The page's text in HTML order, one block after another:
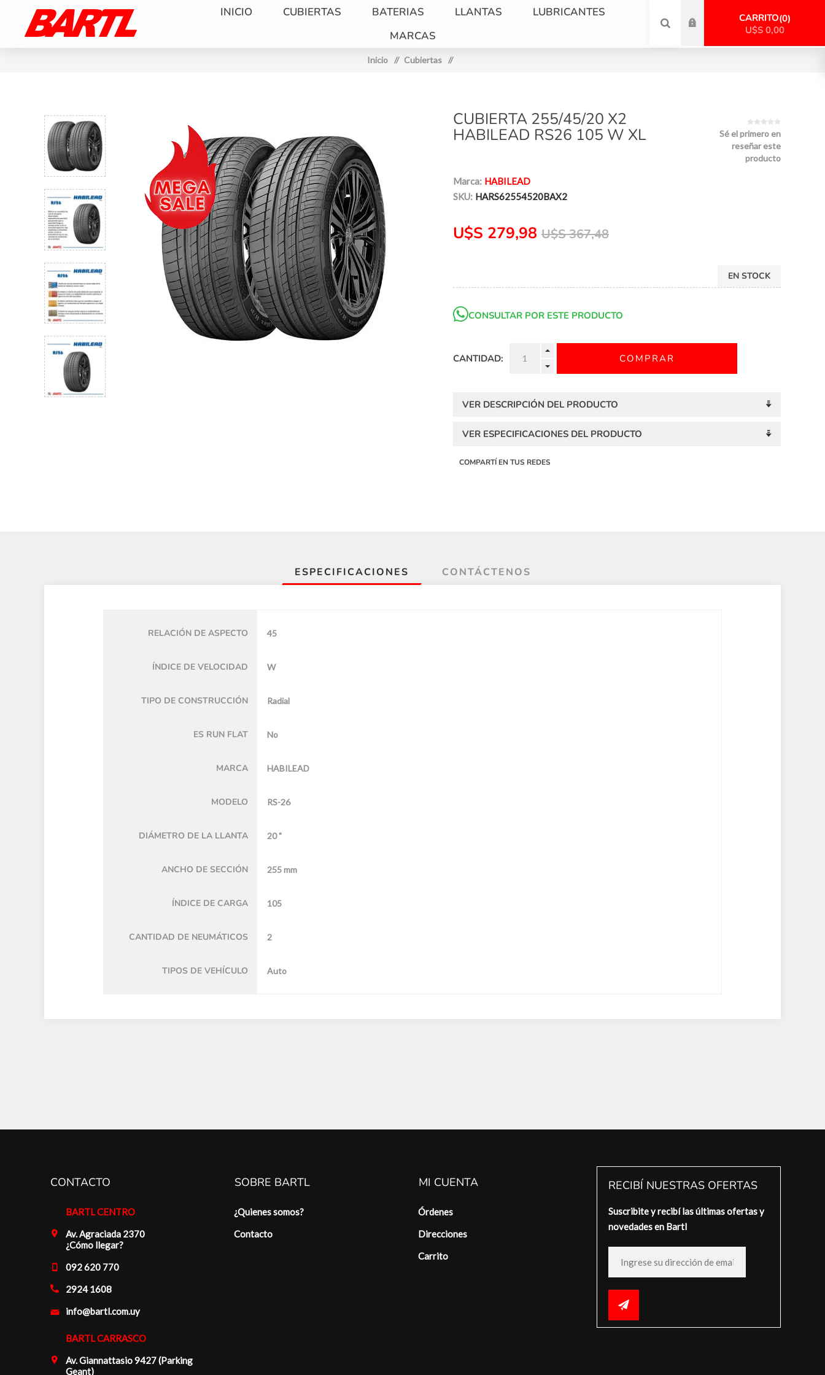
INICIO CUBIERTAS BATERIAS LLANTAS
LUBRICANTES
MARCAS
CARRITO 0
U$S 0,00
Inicio / Cubiertas /
CUBIERTA 255/45/20 X2
HABILEAD RS26 105 W XL
Marca: HABILEAD
SKU: HARS62554520BAX2
Sé el primero en
reseñar este
producto
U$S 279,98 U$S 367,48
EN STOCK
CONSULTAR POR ESTE PRODUCTO
CANTIDAD:
VER DESCRIPCIÓN DEL PRODUCTO
VER ESPECIFICACIONES DEL PRODUCTO
COMPARTÍ EN TUS REDES
ESPECIFICACIONES CONTÁCTENOS
RELACIÓN DE ASPECTO 45
ÍNDICE DE VELOCIDAD W
TIPO DE CONSTRUCCIÓN Radial
ES RUN FLAT No
MARCA HABILEAD
MODELO RS-26
DIÁMETRO DE LA LLANTA 20 "
ANCHO DE SECCIÓN 255 mm
ÍNDICE DE CARGA 105
CANTIDAD DE NEUMÁTICOS 2
TIPOS DE VEHÍCULO Auto
CONTACTO
BARTL CENTRO
Av. Agraciada 2370
¿Cómo llegar?
092 620 770
2924 1608
info@bartl.com.uy
BARTL CARRASCO
Av. Giannattasio 9427 (Parking
Geant)
SOBRE BARTL
¿Quienes somos?
Contacto
MI CUENTA
Órdenes
Direcciones
Carrito
RECIBÍ NUESTRAS OFERTAS
Suscribite y recibí las últimas ofertas y
novedades en Bartl